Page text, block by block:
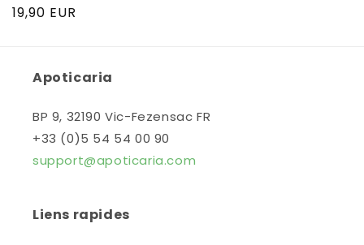
Prix
19,90 EUR
Apoticaria
BP 9, 32190 Vic-Fezensac FR
+33 (0)5 54 54 00 90
support@apoticaria.com
Liens rapides